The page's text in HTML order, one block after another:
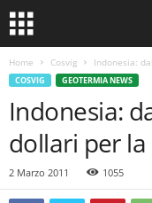
Home Cosvig Indonesia:
COSVIG GEOTERMIA NEWS
Indonesia:
dollari per
2 Marzo 2011 1055